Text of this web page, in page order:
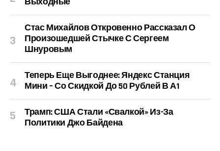
Стас Михайлов Откровенно Рассказал О
Произошедшей Стычке С Сергеем
Шнуровым
Теперь Еще Выгоднее: Яндекс Станция
Мини – Со Скидкой До 50 Рублей В А1
Трамп: США Стали «свалкой» Из-За
Политики Джо Байдена